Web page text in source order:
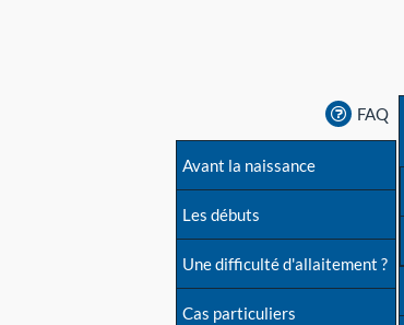
FAQ
Avant la naissance
Les débuts
Une difficulté d'allaitement ?
Cas particuliers